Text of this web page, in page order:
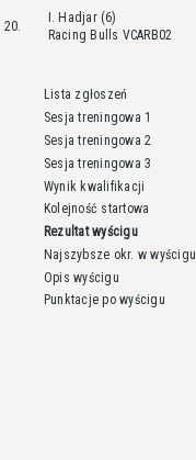
20.
I. Hadjar (6)
Racing Bulls VCARB02
Lista zgłoszeń
Sesja treningowa 1
Sesja treningowa 2
Sesja treningowa 3
Wynik kwalifikacji
Kolejność startowa
Rezultat wyścigu
Najszybsze okr. w wyścigu
Opis wyścigu
Punktacje po wyścigu